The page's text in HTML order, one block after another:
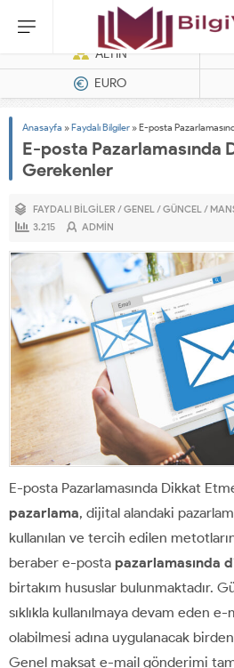
Dizel Jeneratörler
ALTIN
EURO
Anasayfa »Faydalı Bilgiler »E-posta
E-posta Pazarlamasında
Gerekenler
FAYDALI BILGILER /GENEL/GÜNCEL/
3.215
ADMIN
E-posta Pazarlamasında Dikkat
pazarlama, dijital alandaki
kullanılan ve tercih edilen
beraber e-posta pazarlamasında
birtakım hususlar bulunmaktadır.
sıklıkla kullanılmaya devam eden
olabilmesi adına uygulanacak
Genel maksat e-mail gönderimi